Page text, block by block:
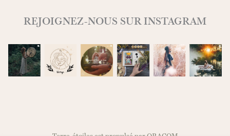
REJOIGNEZ-NOUS SUR INSTAGRAM